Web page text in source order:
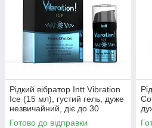
Рідкий вібратор Intt Vibration
Ice (15 мл), густий гель, дуже
незвичайний, діє до 30
хвилин
Готово до відправки